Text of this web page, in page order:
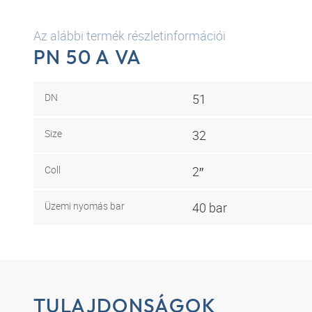
Az alábbi termék részletinformációi
PN 50 A VA
DN 51
Size 32
Coll 2″
Üzemi nyomás bar 40 bar
TULAJDONSÁGOK